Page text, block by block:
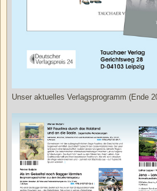
Unser aktuelles Verlagsprogramm (Ende